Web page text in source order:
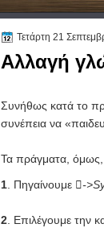
Τετάρτη 21
Αλλαγή
Συνήθως κατά το
συνέπεια να
Τα πράγματα, όμως,
1 . Πηγαίνουμε -
2 . Επιλέγουμε την